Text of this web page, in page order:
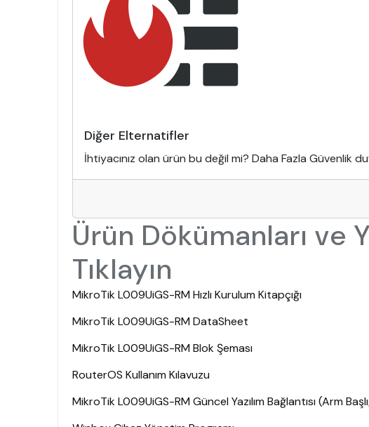
Diğer Elternatifler
İhtiyacınız olan ürün bu değil mi? Daha Fazla Güvenlik
Ürün Dökümanları ve
Tıklayın
MikroTik L009UiGS-RM Hızlı Kurulum Kitapçığı
MikroTik L009UiGS-RM DataSheet
MikroTik L009UiGS-RM Blok Şeması
RouterOS Kullanım Kılavuzu
MikroTik L009UiGS-RM Güncel Yazılım Bağlantısı (Arm